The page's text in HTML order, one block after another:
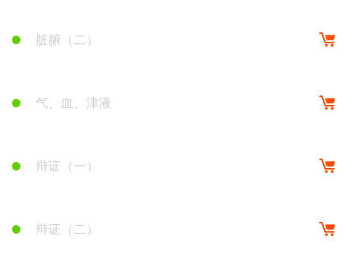
脏腑（二）
气、血、津液
辩证（一）
辩证（二）